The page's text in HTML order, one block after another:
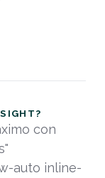
con
auto inline-